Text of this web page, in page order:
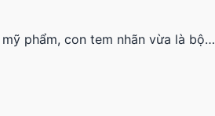
phẩm, con tem nhãn vừa là bộ…